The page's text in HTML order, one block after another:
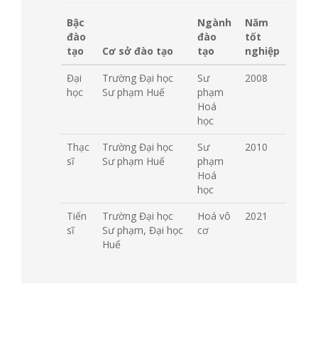
Bậc
đào
tạo
Cơ sở đào tạo
Ngành
đào
tạo
Năm
tốt
nghiệp
Đại
học
Trường Đại học
Sư phạm Huế
Sư
phạm
Hoá
học
2008
Thạc
sĩ
Trường Đại học
Sư phạm Huế
Sư
phạm
Hoá
học
2010
Tiến
sĩ
Trường Đại học
Sư phạm, Đại học
Huế
Hoá vô
cơ
2021